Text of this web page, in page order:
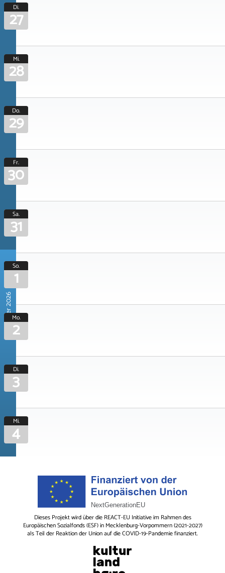
Di.
27
Mi.
28
Do.
29
Fr.
30
Sa.
31
November 2026
So.
1
Mo.
2
Di.
3
Mi.
4
Dieses Projekt wird über die REACT-EU Initiative im Rahmen des
Europäischen Sozialfonds (ESF) in Mecklenburg-Vorpommern (2021-2027)
als Teil der Reaktion der Union auf die COVID-19-Pandemie finanziert.